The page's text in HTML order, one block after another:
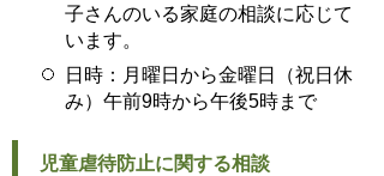
子さんのいる家庭の相談に応じて
います。
日時：月曜日から金曜日（祝日休
み）午前9時から午後5時まで
児童虐待防止に関する相談